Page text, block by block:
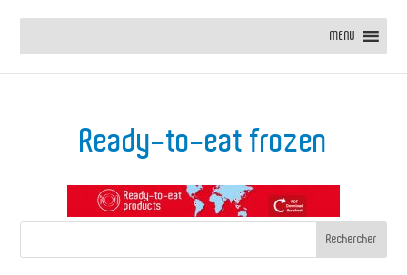
MENU
Ready-to-eat frozen